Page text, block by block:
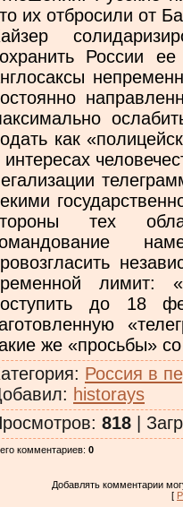
их отбросили от
России
как
интересах
тех
лимит:
до 18
же «просьбы»
: Россия в
: historays
: 818 |
комментариев: 0
Добавлять комментарии
[